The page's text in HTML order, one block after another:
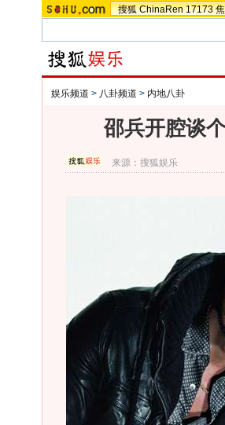
搜狐 ChinaRen 17173
娱乐频道 > 八卦频道 > 内地八卦
邵兵开腔谈
来源：搜狐娱乐